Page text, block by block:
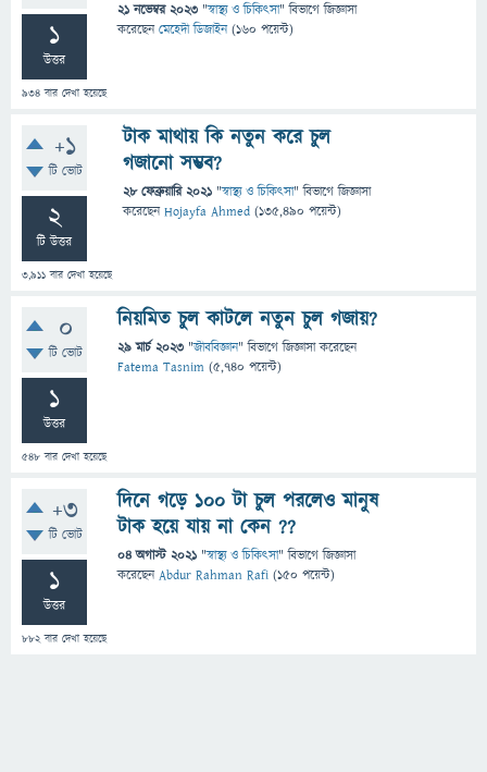
1
উত্তর
934 বার দেখা হয়েছে
21 নভেম্বর 2023 "স্বাস্থ্য ও চিকিৎসা" বিভাগে জিজ্ঞাসা
করেছেনমেহেদী ডিজাইন (160 পয়েন্ট)
+1
টি ভোট
2
টি উত্তর
3,911 বার দেখা হয়েছে
টাক মাথায় কি নতুন করে চুল
গজানো সম্ভব?
28 ফেব্রুয়ারি 2021 "স্বাস্থ্য ও চিকিৎসা" বিভাগে জিজ্ঞাসা
করেছেনHojayfa Ahmed (135,490 পয়েন্ট)
0
টি ভোট
1
উত্তর
548 বার দেখা হয়েছে
নিয়মিত চুল কাটলে নতুন চুল গজায়?
29 মার্চ 2023 "জীববিজ্ঞান" বিভাগে জিজ্ঞাসাকরেছেন
Fatema Tasnim (5,740 পয়েন্ট)
+3
টি ভোট
1
উত্তর
882বার দেখা হয়েছে
দিনে গড়ে ১০০ টা চুল পরলেও মানুষ
টাক হয়ে যায় না কেন ??
04 অগাস্ট 2021 "স্বাস্থ্য ও চিকিৎসা" বিভাগে জিজ্ঞাসা
করেছেনAbdur Rahman Rafi (150 পয়েন্ট)